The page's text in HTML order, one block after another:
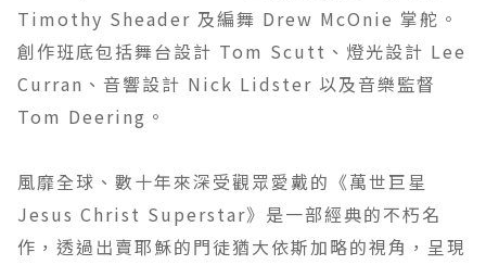
Timothy Sheader 及編舞 Drew McOnie 掌舵。
創作班底包括舞台設計 Tom Scutt、燈光設計 Lee
Curran、音響設計 Nick Lidster 以及音樂監督
Tom Deering。
風靡全球、數十年來深受觀眾愛戴的《萬世巨星
Jesus Christ Superstar》是一部經典的不朽名
作，透過出賣耶穌的門徒猶大依斯加略的視角，呈現